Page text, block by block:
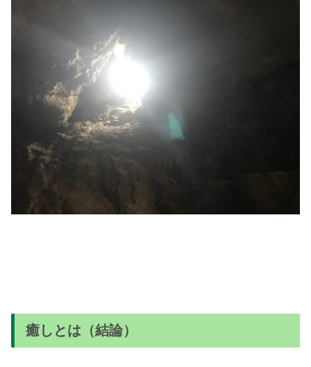
癒しとは（結論）